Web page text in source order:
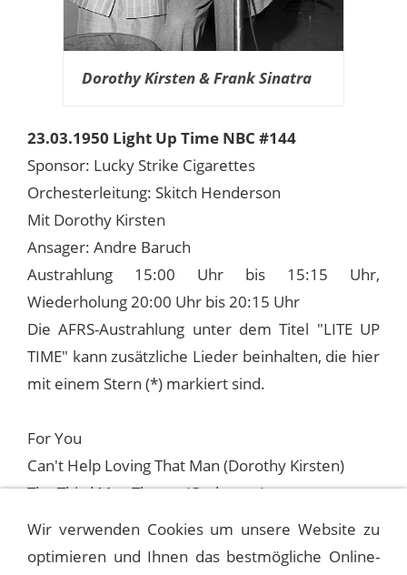
Dorothy Kirsten & Frank Sinatra
23.03.1950 Light Up Time NBC #144
Sponsor: Lucky Strike Cigarettes
Orchesterleitung: Skitch Henderson
Mit Dorothy Kirsten
Ansager: Andre Baruch
Austrahlung 15:00 Uhr bis 15:15 Uhr,
Wiederholung 20:00 Uhr bis 20:15 Uhr
Die AFRS-Austrahlung unter dem Titel "LITE UP
TIME" kann zusätzliche Lieder beinhalten, die hier
mit einem Stern (*) markiert sind.
For You
Can't Help Loving That Man (Dorothy Kirsten)
The Third Man Theme (Orchestra)
The Continental
Wir verwenden Cookies um unsere Website zu
optimieren und Ihnen das bestmögliche Online-